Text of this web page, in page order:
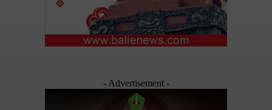
- Advertisement -